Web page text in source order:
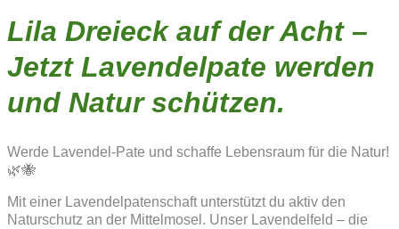
Lila Dreieck auf der Acht –
Jetzt Lavendelpate werden
und Natur schützen.
Werde Lavendel-Pate und schaffe Lebensraum für die Natur!
🌿🐝
Mit einer Lavendelpatenschaft unterstützt du aktiv den
Naturschutz an der Mittelmosel. Unser Lavendelfeld – die